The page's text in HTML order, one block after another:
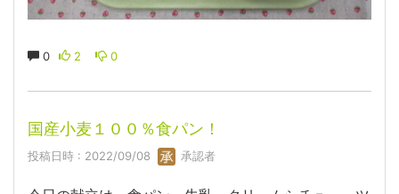
0 2 0
国産小麦１００％食パン！
投稿日時 : 2022/09/08 承認者